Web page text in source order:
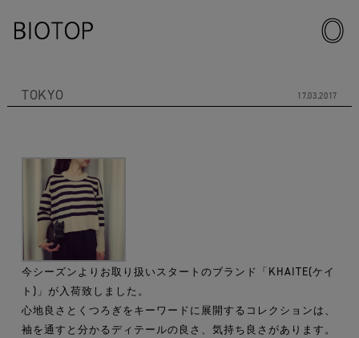
TOKYO 17.03.2017
今シーズンよりお取り扱いスタートのブランド「KHAITE(ケイ
ト)」が入荷致しました。
心地良さとくつろぎをキーワードに展開するコレクションは、
袖を通すと分かるディテールの良さ、気持ち良さがあります。